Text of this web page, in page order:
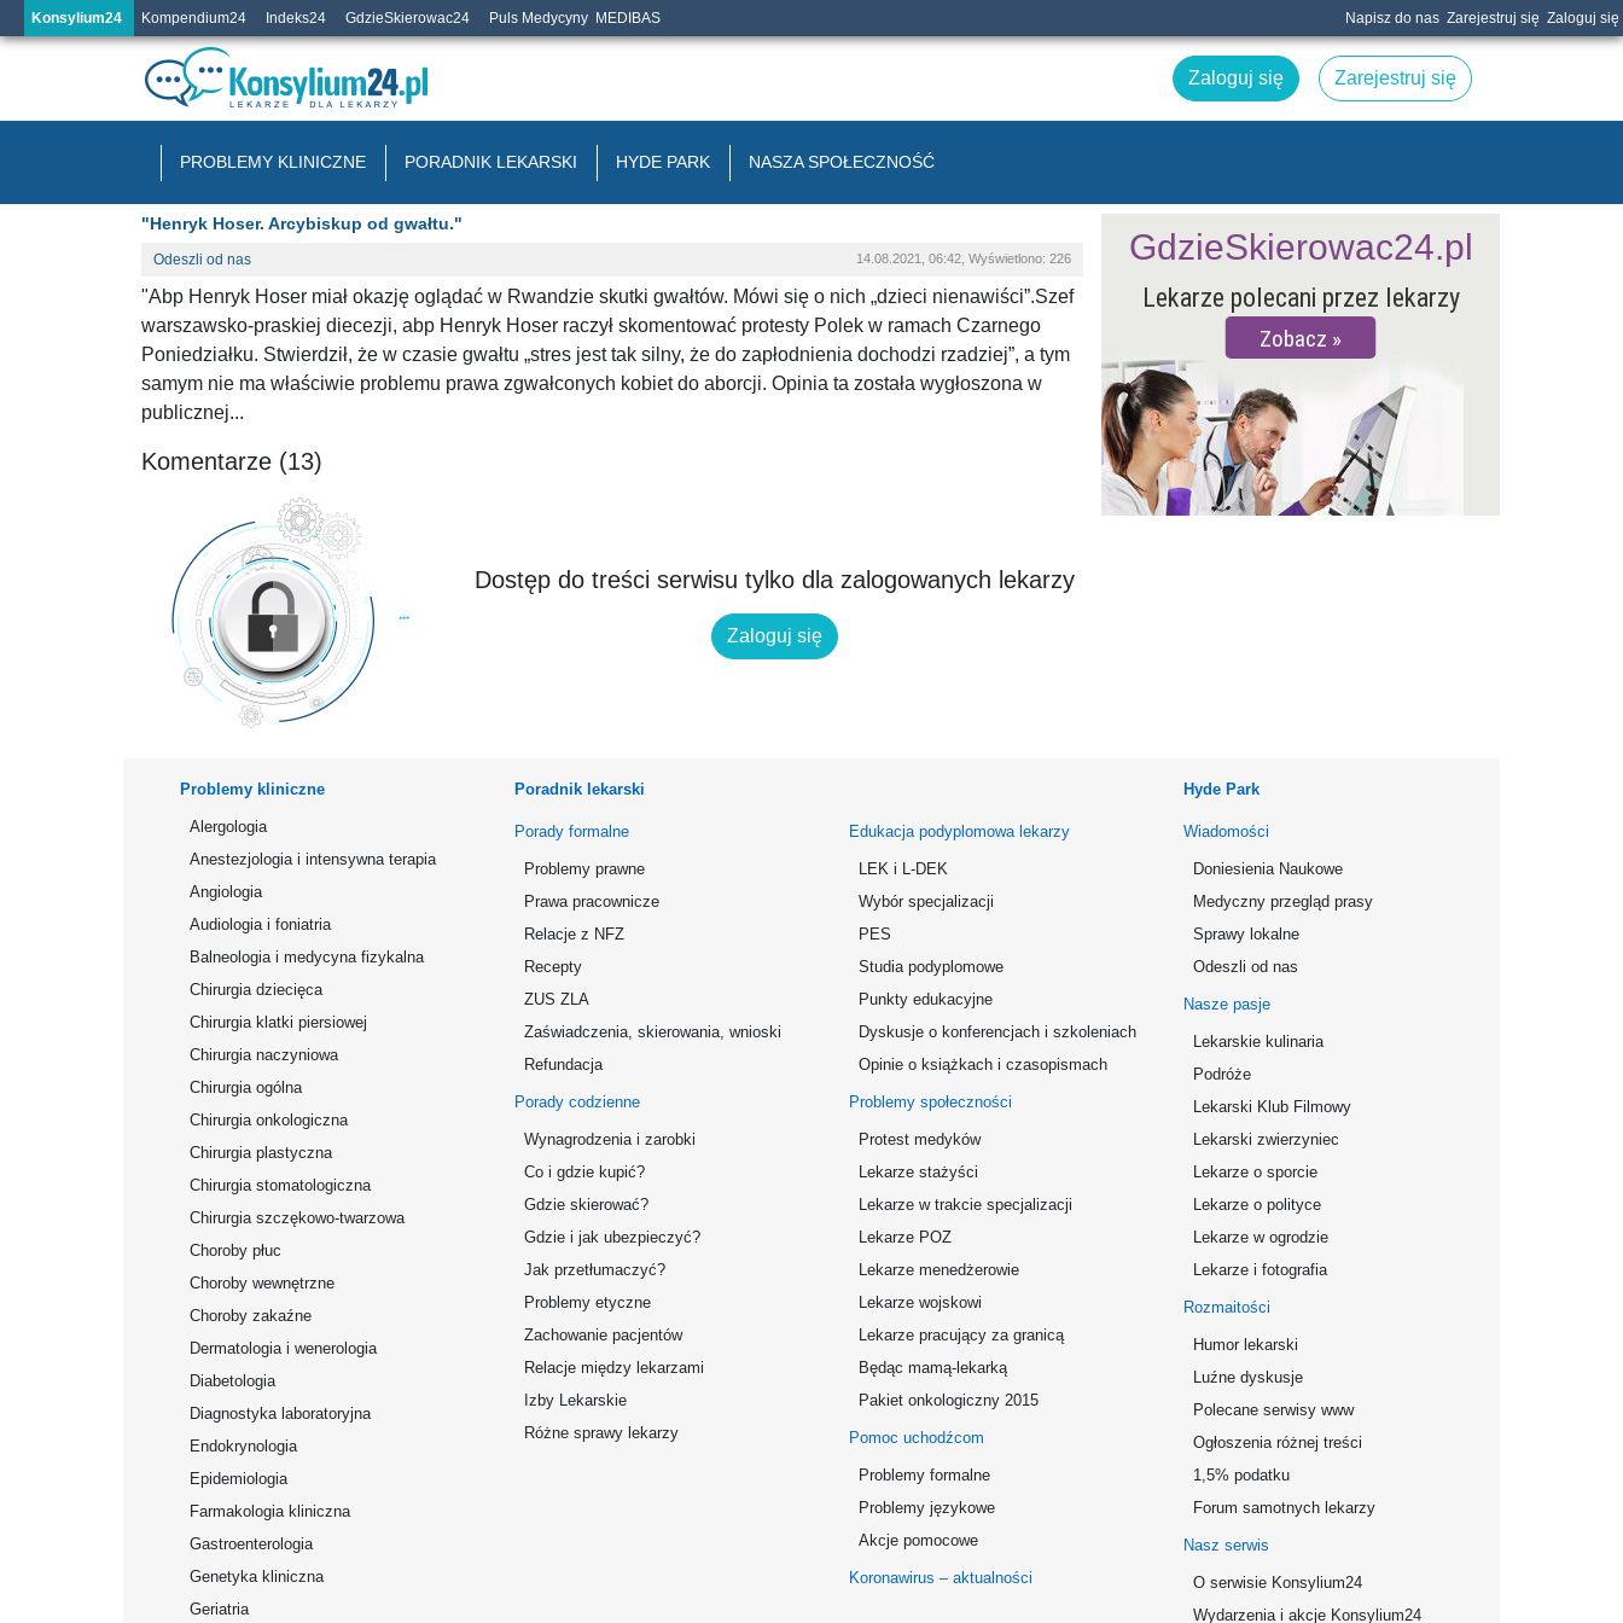
Konsylium24 Kompendium24 Indeks24 GdzieSkierowac24 Puls Medycyny MEDIBAS Napisz do nas Zarejestruj się Zaloguj się
Zaloguj się Zarejestruj się
PROBLEMY KLINICZNE PORADNIK LEKARSKI HYDE PARK NASZA SPOŁECZNOŚĆ
"Henryk Hoser. Arcybiskup od gwałtu."
Odeszli od nas 14.08.2021, 06:42, Wyświetlono: 226
"Abp Henryk Hoser miał okazję oglądać w Rwandzie skutki gwałtów. Mówi się o nich „dzieci nienawiści”.Szef
warszawsko-praskiej diecezji, abp Henryk Hoser raczył skomentować protesty Polek w ramach Czarnego
Poniedziałku. Stwierdził, że w czasie gwałtu „stres jest tak silny, że do zapłodnienia dochodzi rzadziej”, a tym
samym nie ma właściwie problemu prawa zgwałconych kobiet do aborcji. Opinia ta została wygłoszona w
publicznej...
Komentarze (13)
Dostęp do treści serwisu tylko dla zalogowanych lekarzy
Zaloguj się
Lekarze polecani przez lekarzy
Zobacz
GdzieSkierowac24.pl
Problemy kliniczne
Alergologia
Anestezjologia i intensywna terapia
Angiologia
Audiologia i foniatria
Balneologia i medycyna fizykalna
Chirurgia dziecięca
Chirurgia klatki piersiowej
Chirurgia naczyniowa
Chirurgia ogólna
Chirurgia onkologiczna
Chirurgia plastyczna
Chirurgia stomatologiczna
Chirurgia szczękowo-twarzowa
Choroby płuc
Choroby wewnętrzne
Choroby zakaźne
Dermatologia i wenerologia
Diabetologia
Diagnostyka laboratoryjna
Endokrynologia
Epidemiologia
Farmakologia kliniczna
Gastroenterologia
Genetyka kliniczna
Geriatria
Poradnik lekarski
Porady formalne
Problemy prawne
Prawa pracownicze
Relacje z NFZ
Recepty
ZUS ZLA
Zaświadczenia, skierowania, wnioski
Refundacja
Porady codzienne
Wynagrodzenia i zarobki
Co i gdzie kupić?
Gdzie skierować?
Gdzie i jak ubezpieczyć?
Jak przetłumaczyć?
Problemy etyczne
Zachowanie pacjentów
Relacje między lekarzami
Izby Lekarskie
Różne sprawy lekarzy
Edukacja podyplomowa lekarzy
LEK i L-DEK
Wybór specjalizacji
PES
Studia podyplomowe
Punkty edukacyjne
Dyskusje o konferencjach i szkoleniach
Opinie o książkach i czasopismach
Problemy społeczności
Protest medyków
Lekarze stażyści
Lekarze w trakcie specjalizacji
Lekarze POZ
Lekarze menedżerowie
Lekarze wojskowi
Lekarze pracujący za granicą
Będąc mamą-lekarką
Pakiet onkologiczny 2015
Pomoc uchodźcom
Problemy formalne
Problemy językowe
Akcje pomocowe
Koronawirus – aktualności
Hyde Park
Wiadomości
Doniesienia Naukowe
Medyczny przegląd prasy
Sprawy lokalne
Odeszli od nas
Nasze pasje
Lekarskie kulinaria
Podróże
Lekarski Klub Filmowy
Lekarski zwierzyniec
Lekarze o sporcie
Lekarze o polityce
Lekarze w ogrodzie
Lekarze i fotografia
Rozmaitości
Humor lekarski
Luźne dyskusje
Polecane serwisy www
Ogłoszenia różnej treści
1,5% podatku
Forum samotnych lekarzy
Nasz serwis
O serwisie Konsylium24
Wydarzenia i akcje Konsylium24